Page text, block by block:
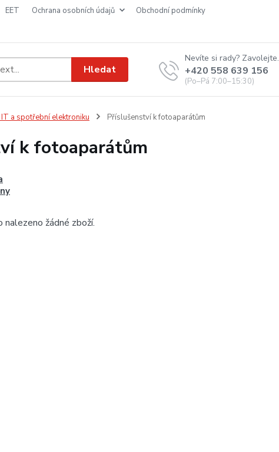
EET ochrana osobních údajů
obchodní podmínky
Hledat
Nevíte si rady? Zavolejte.
+420 558 639 156
(Po–Pá 7:00–15:30)
a spotřební elektroniku Příslušenství k fotoaparátům
k fotoaparátům
žádné zboží.